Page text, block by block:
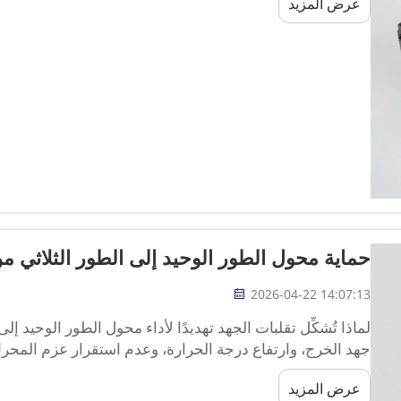
العمر الافتراضي للنظام...
حماية محول الطور الوحيد إلى الطور الثلاثي
2026-04-22 14:07:13
لماذا تُشكِّل تقلبات الجهد تهديدًا لأداء محول الطور الوحيد
جهد الخرج، وارتفاع درجة الحرارة، وعدم استقرار عزم
محولات الطور الوحيد إلى الطور الثلاثي، حيث تؤدي إلى...
عرض المزيد